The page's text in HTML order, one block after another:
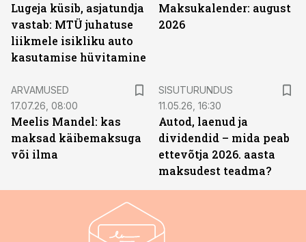
Lugeja küsib, asjatundja
vastab: MTÜ juhatuse
liikmele isikliku auto
kasutamise hüvitamine
Maksukalender: august
2026
ARVAMUSED
17.07.26, 08:00
Meelis Mandel: kas
maksad käibemaksuga
või ilma
SISUTURUNDUS
11.05.26, 16:30
Autod, laenud ja
dividendid – mida peab
ettevõtja 2026. aasta
maksudest teadma?